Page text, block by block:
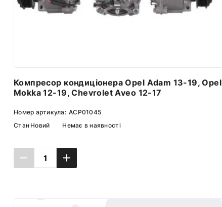
Компресор кондиціонера Opel Adam 13-19, Opel
Mokka 12-19, Chevrolet Aveo 12-17
Номер артикула: ACP01045
Стан Новий Немає в наявності